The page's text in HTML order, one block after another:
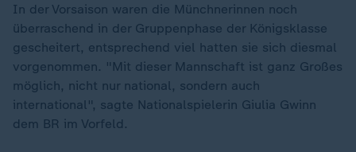
In der Vorsaison waren die Münchnerinnen noch
überraschend in der Gruppenphase der Königsklasse
gescheitert, entsprechend viel hatten sie sich diesmal
vorgenommen. "Mit dieser Mannschaft ist ganz Großes
möglich, nicht nur national, sondern auch
international", sagte Nationalspielerin Giulia Gwinn
dem BR im Vorfeld.